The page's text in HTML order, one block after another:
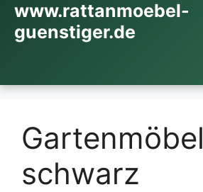
Zum
Inhalt
springen
www.rattanmoebel-
guenstiger.de
Gartenmöbel
schwarz